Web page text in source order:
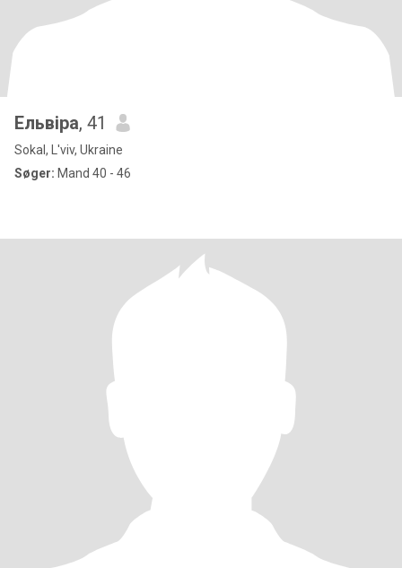
Ельвіра, 41
Sokal, L'viv, Ukraine
Søger: Mand 40 - 46